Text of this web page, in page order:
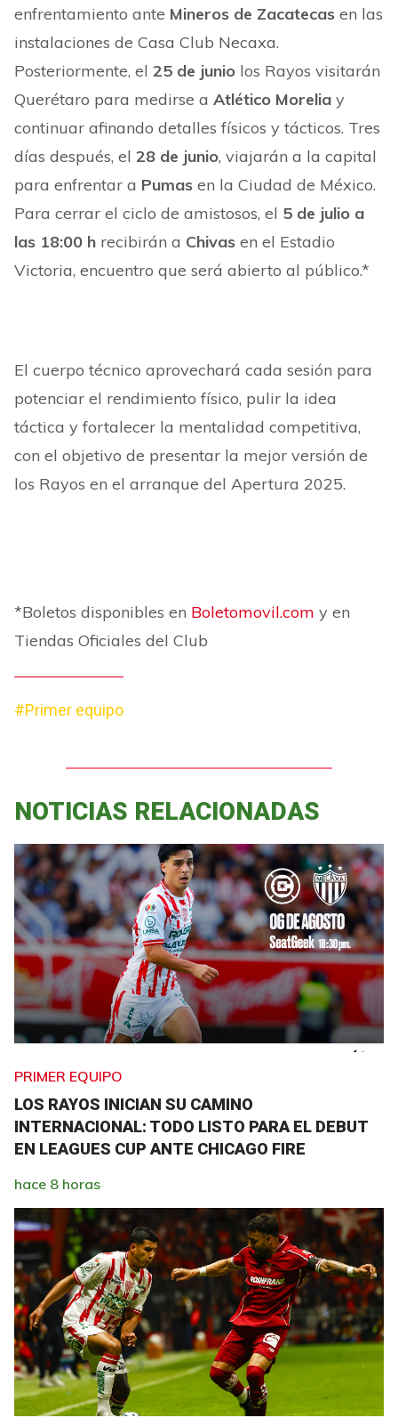
enfrentamiento ante Mineros de Zacatecas en las
instalaciones de Casa Club Necaxa.
Posteriormente, el 25 de junio los Rayos visitarán
Querétaro para medirse a Atlético Morelia y
continuar afinando detalles físicos y tácticos. Tres
días después, el 28 de junio, viajarán a la capital
para enfrentar a Pumas en la Ciudad de México.
Para cerrar el ciclo de amistosos, el 5 de julio a
las 18:00 h recibirán a Chivas en el Estadio
Victoria, encuentro que será abierto al público.*
El cuerpo técnico aprovechará cada sesión para
potenciar el rendimiento físico, pulir la idea
táctica y fortalecer la mentalidad competitiva,
con el objetivo de presentar la mejor versión de
los Rayos en el arranque del Apertura 2025.
*Boletos disponibles en Boletomovil.com y en
Tiendas Oficiales del Club
#Primer equipo
NOTICIAS RELACIONADAS
PRIMER EQUIPO
LOS RAYOS INICIAN SU CAMINO
INTERNACIONAL: TODO LISTO PARA EL DEBUT
EN LEAGUES CUP ANTE CHICAGO FIRE
hace 8 horas